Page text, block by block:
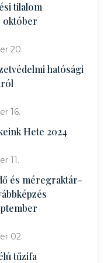
tilalom
október
20.
hatósági
16.
Hete 2024
11.
és méregraktár-
02.
tűzifa